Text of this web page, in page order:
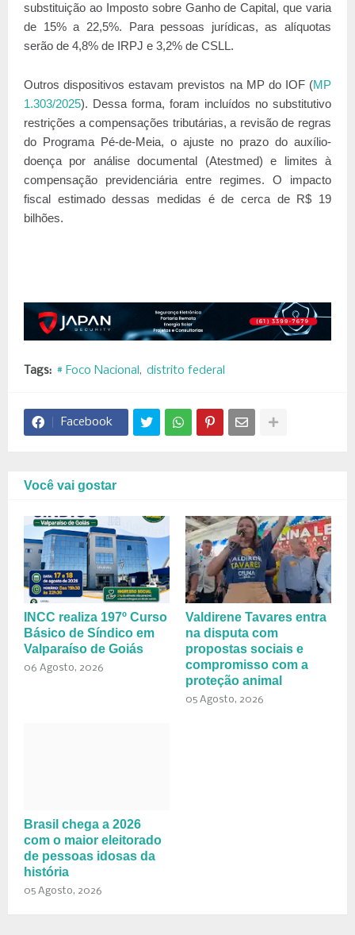
substituição ao Imposto sobre Ganho de Capital, que varia
de 15% a 22,5%. Para pessoas jurídicas, as alíquotas
serão de 4,8% de IRPJ e 3,2% de CSLL.
Outros dispositivos estavam previstos na MP do IOF (MP
1.303/2025). Dessa forma, foram incluídos no substitutivo
restrições a compensações tributárias, a revisão de regras
do Programa Pé-de-Meia, o ajuste no prazo do auxílio-
doença por análise documental (Atestmed) e limites à
compensação previdenciária entre regimes. O impacto
fiscal estimado dessas medidas é de cerca de R$ 19
bilhões.
Tags: # Foco Nacional distrito federal
Facebook
Você vai gostar
INCC realiza 197º Curso
Básico de Síndico em
Valparaíso de Goiás
06 Agosto, 2026
Valdirene Tavares entra
na disputa com
propostas sociais e
compromisso com a
proteção animal
05 Agosto, 2026
Brasil chega a 2026
com o maior eleitorado
de pessoas idosas da
história
05 Agosto, 2026